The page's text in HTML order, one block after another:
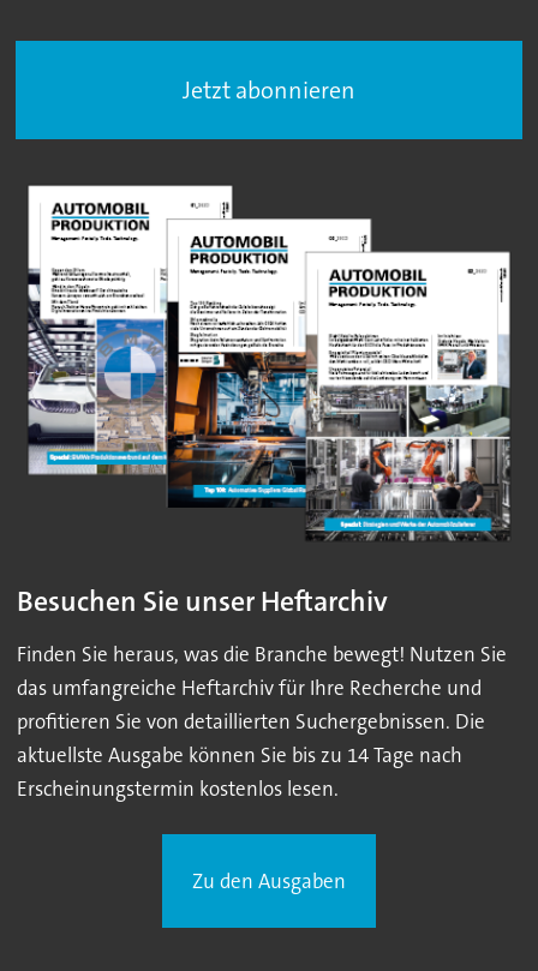
Jetzt abonnieren
Besuchen Sie unser Heftarchiv
Finden Sie heraus, was die Branche bewegt! Nutzen Sie
das umfangreiche Heftarchiv für Ihre Recherche und
profitieren Sie von detaillierten Suchergebnissen. Die
aktuellste Ausgabe können Sie bis zu 14 Tage nach
Erscheinungstermin kostenlos lesen.
Zu den Ausgaben